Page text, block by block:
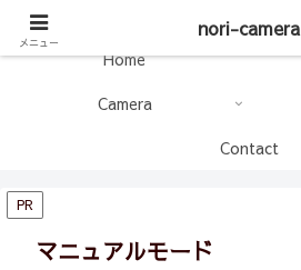
nori-camera
Home
Camera
Contact
PR
マニュアルモード
メニュー
nori-camera